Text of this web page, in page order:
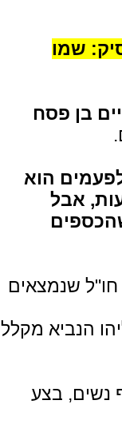
שמו
בן פסח
הוא
אבל
חו"ל שנמצאים
הנביא מקלל
נשים, בצע